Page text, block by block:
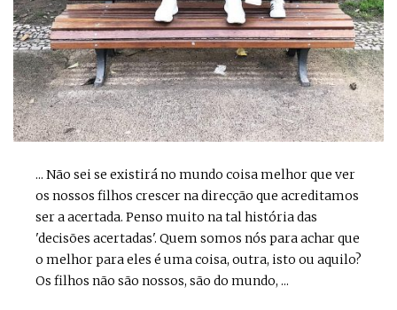
... Não sei se existirá no mundo coisa melhor que ver
os nossos filhos crescer na direcção que acreditamos
ser a acertada. Penso muito na tal história das
'decisões acertadas'. Quem somos nós para achar que
o melhor para eles é uma coisa, outra, isto ou aquilo?
Os filhos não são nossos, são do mundo, ...